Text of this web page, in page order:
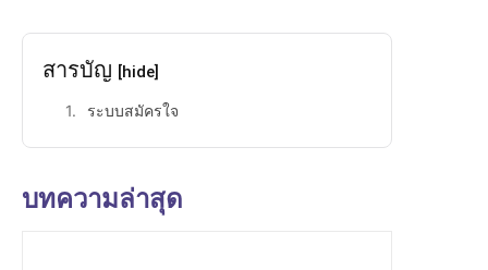
สารบัญ [hide]
ระบบสมัครใจ
บทความล่าสุด